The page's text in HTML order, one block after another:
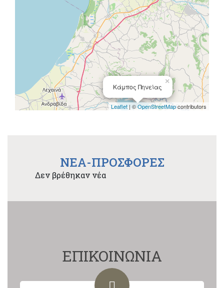
Κάμπος Πηνείας
×
Leaflet| ©OpenStreetMapcontributors
NEA-ΠΡΟΣΦΟΡΕΣ
Δεν βρέθηκαν νέα
ΕΠΙΚΟΙΝΩΝΙΑ